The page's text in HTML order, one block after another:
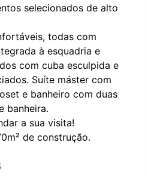
selecionados de alto
todas com
à esquadria e
com cuba esculpida e
Suíte máster com
e banheiro com duas
banheira.
a sua visita!